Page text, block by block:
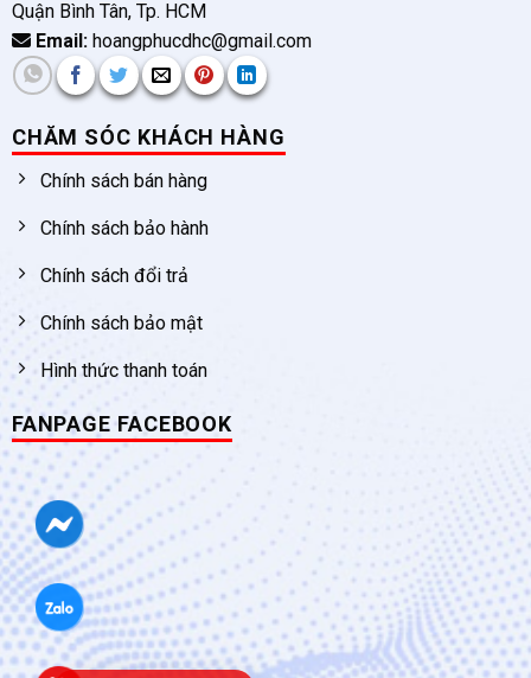
Quận Bình Tân, Tp. HCM
Email:hoangphucdhc@gmail.com
CHĂM SÓC KHÁCH HÀNG
Chính sách bán hàng
Chính sách bảo hành
Chính sách đổi trả
Chính sách bảo mật
Hình thức thanh toán
FANPAGE FACEBOOK